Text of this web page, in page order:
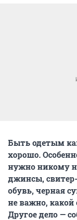
Быть одетым
хорошо.
нужно никому
джинсы,
обувь, черная
не важно, какой
Другое дело —